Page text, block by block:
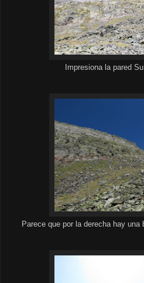
Impresiona la pared
Parece que por la derecha hay una